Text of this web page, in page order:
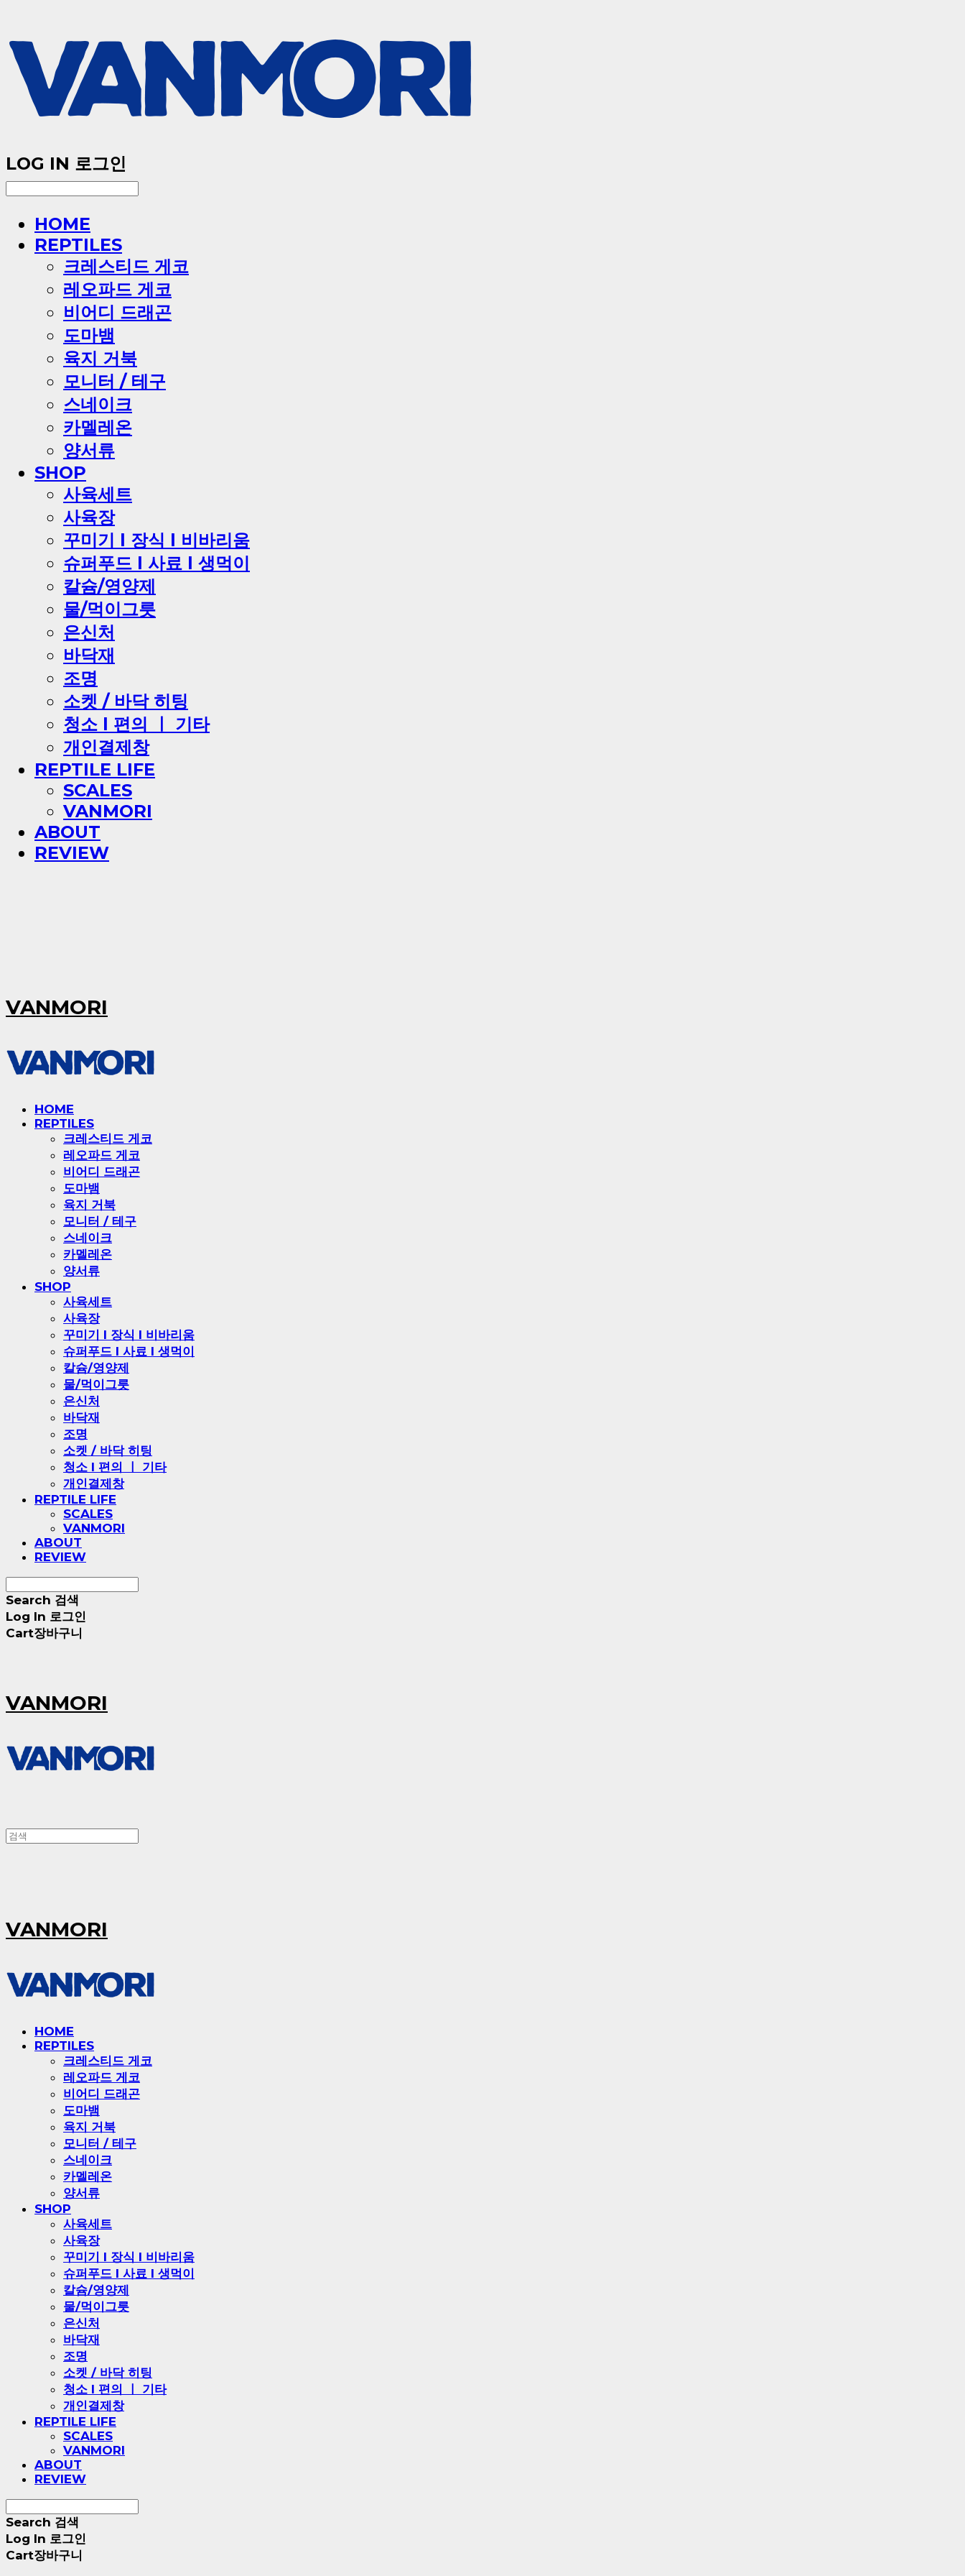
LOG IN 로그인
HOME
REPTILES
크레스티드 게코
레오파드 게코
비어디 드래곤
도마뱀
육지 거북
모니터 / 테구
스네이크
카멜레온
양서류
SHOP
사육세트
사육장
꾸미기 l 장식 l 비바리움
슈퍼푸드 l 사료 l 생먹이
칼슘/영양제
물/먹이그릇
은신처
바닥재
조명
소켓 / 바닥 히팅
청소 l 편의 ㅣ 기타
개인결제창
REPTILE LIFE
SCALES
VANMORI
ABOUT
REVIEW
VANMORI
HOME
REPTILES
크레스티드 게코
레오파드 게코
비어디 드래곤
도마뱀
육지 거북
모니터 / 테구
스네이크
카멜레온
양서류
SHOP
사육세트
사육장
꾸미기 l 장식 l 비바리움
슈퍼푸드 l 사료 l 생먹이
칼슘/영양제
물/먹이그릇
은신처
바닥재
조명
소켓 / 바닥 히팅
청소 l 편의 ㅣ 기타
개인결제창
REPTILE LIFE
SCALES
VANMORI
ABOUT
REVIEW
Search 검색
Log In 로그인
Cart장바구니
VANMORI
VANMORI
HOME
REPTILES
크레스티드 게코
레오파드 게코
비어디 드래곤
도마뱀
육지 거북
모니터 / 테구
스네이크
카멜레온
양서류
SHOP
사육세트
사육장
꾸미기 l 장식 l 비바리움
슈퍼푸드 l 사료 l 생먹이
칼슘/영양제
물/먹이그릇
은신처
바닥재
조명
소켓 / 바닥 히팅
청소 l 편의 ㅣ 기타
개인결제창
REPTILE LIFE
SCALES
VANMORI
ABOUT
REVIEW
Search 검색
Log In 로그인
Cart장바구니